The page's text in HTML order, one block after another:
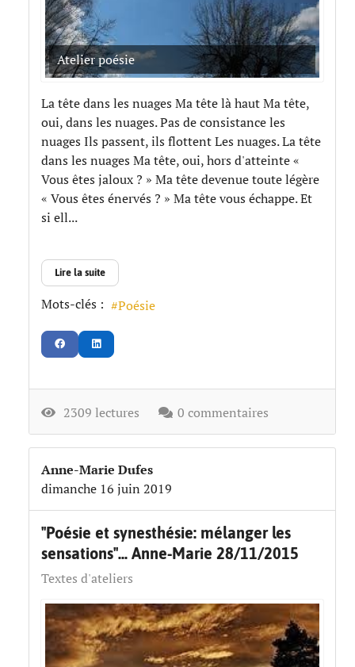
Atelier poésie
La tête dans les nuages Ma tête là haut Ma tête,
oui, dans les nuages. Pas de consistance les
nuages Ils passent, ils flottent Les nuages. La tête
dans les nuages Ma tête, oui, hors d'atteinte «
Vous êtes jaloux ? » Ma tête devenue toute légère
« Vous êtes énervés ? » Ma tête vous échappe. Et
si ell...
Lire la suite
Mots-clés : Poésie
2309 lectures 0 commentaires
Anne-Marie Dufes
dimanche 16 juin 2019
"Poésie et synesthésie: mélanger les
sensations"... Anne-Marie 28/11/2015
Textes d'ateliers